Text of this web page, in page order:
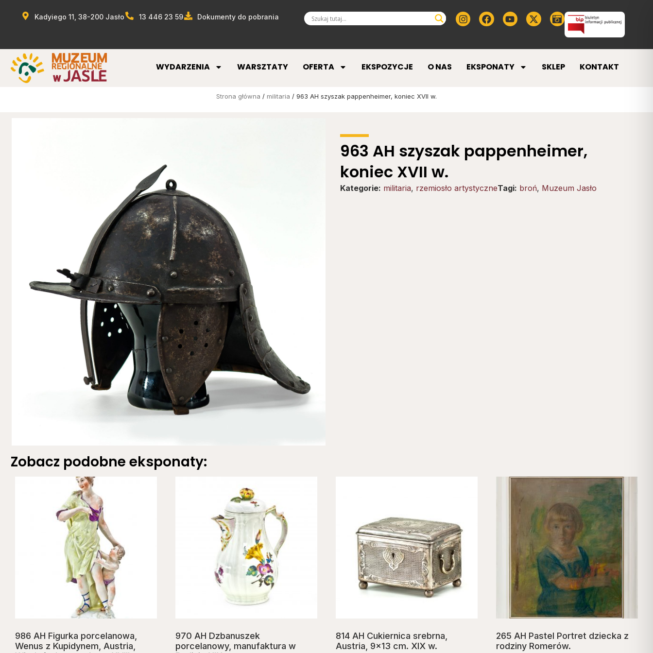
Kadyiego 11, 38-200 Jasło 13 446 23 59 Dokumenty do pobrania
WYDARZENIA WARSZTATY OFERTA EKSPOZYCJE O NAS EKSPONATY SKLEP KONTAKT
Strona główna / militaria / 963 AH szyszak pappenheimer, koniec XVII w.
963 AH szyszak pappenheimer,
koniec XVII w.
Kategorie: militaria, rzemiosło artystyczneTagi: broń, Muzeum Jasło
Zobacz podobne eksponaty:
986 AH Figurka porcelanowa,
Wenus z Kupidynem, Austria,
970 AH Dzbanuszek
porcelanowy, manufaktura w
814 AH Cukiernica srebrna,
Austria, 9×13 cm. XIX w.
265 AH Pastel Portret dziecka z
rodziny Romerów.